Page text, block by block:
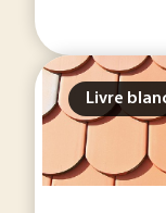
Livre